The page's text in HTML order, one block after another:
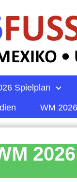
Spielplan
WM
2026